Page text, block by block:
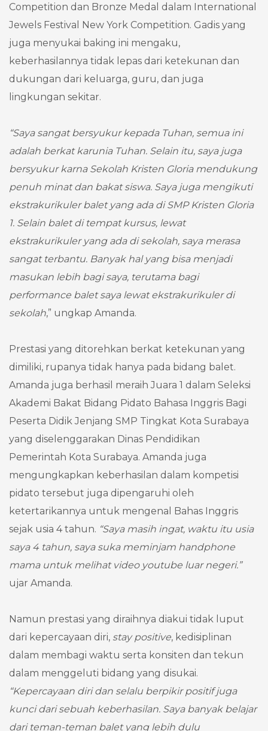
Competition dan Bronze Medal dalam International
Jewels Festival New York Competition. Gadis yang
juga menyukai baking ini mengaku,
keberhasilannya tidak lepas dari ketekunan dan
dukungan dari keluarga, guru, dan juga
lingkungan sekitar.
“Saya sangat bersyukur kepada Tuhan, semua ini
adalah berkat karunia Tuhan. Selain itu, saya juga
bersyukur karna Sekolah Kristen Gloria mendukung
penuh minat dan bakat siswa. Saya juga mengikuti
ekstrakurikuler balet yang ada di SMP Kristen Gloria
1. Selain balet di tempat kursus, lewat
ekstrakurikuler yang ada di sekolah, saya merasa
sangat terbantu. Banyak hal yang bisa menjadi
masukan lebih bagi saya, terutama bagi
performance balet saya lewat ekstrakurikuler di
sekolah,” ungkap Amanda.
Prestasi yang ditorehkan berkat ketekunan yang
dimiliki, rupanya tidak hanya pada bidang balet.
Amanda juga berhasil meraih Juara 1 dalam Seleksi
Akademi Bakat Bidang Pidato Bahasa Inggris Bagi
Peserta Didik Jenjang SMP Tingkat Kota Surabaya
yang diselenggarakan Dinas Pendidikan
Pemerintah Kota Surabaya. Amanda juga
mengungkapkan keberhasilan dalam kompetisi
pidato tersebut juga dipengaruhi oleh
ketertarikannya untuk mengenal Bahas Inggris
sejak usia 4 tahun. “Saya masih ingat, waktu itu usia
saya 4 tahun, saya suka meminjam handphone
mama untuk melihat video youtube luar negeri.”
ujar Amanda.
Namun prestasi yang diraihnya diakui tidak luput
dari kepercayaan diri, stay positive, kedisiplinan
dalam membagi waktu serta konsiten dan tekun
dalam menggeluti bidang yang disukai.
“Kepercayaan diri dan selalu berpikir positif juga
kunci dari sebuah keberhasilan. Saya banyak belajar
dari teman-teman balet yang lebih dulu